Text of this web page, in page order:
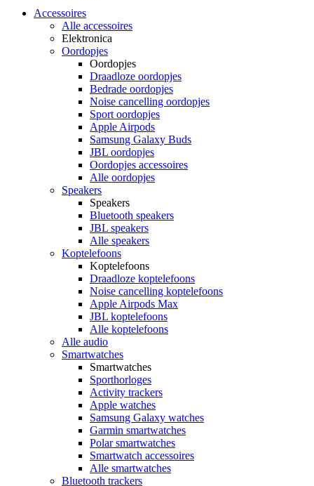
Accessoires
Alle accessoires
Elektronica
Oordopjes
Oordopjes
Draadloze oordopjes
Bedrade oordopjes
Noise cancelling oordopjes
Sport oordopjes
Apple Airpods
Samsung Galaxy Buds
JBL oordopjes
Oordopjes accessoires
Alle oordopjes
Speakers
Speakers
Bluetooth speakers
JBL speakers
Alle speakers
Koptelefoons
Koptelefoons
Draadloze koptelefoons
Noise cancelling koptelefoons
Apple Airpods Max
JBL koptelefoons
Alle koptelefoons
Alle audio
Smartwatches
Smartwatches
Sporthorloges
Activity trackers
Apple watches
Samsung Galaxy watches
Garmin smartwatches
Polar smartwatches
Smartwatch accessoires
Alle smartwatches
Bluetooth trackers